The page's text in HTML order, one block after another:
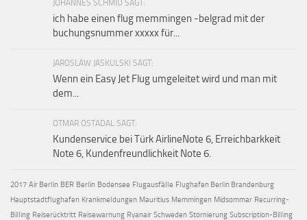
JOHANNES SCHMID SAGT:
ich habe einen flug memmingen -belgrad mit der
buchungsnummer xxxxx für...
JAROSLAW JASKULSKI SAGT:
Wenn ein Easy Jet Flug umgeleitet wird und man mit
dem...
OTMAR OSTADAL SAGT:
Kundenservice bei Türk AirlineNote 6, Erreichbarkkeit
Note 6, Kundenfreundlichkeit Note 6.
2017 Air Berlin BER Berlin Bodensee Flugausfälle Flughafen Berlin Brandenburg
Hauptstadtflughafen Krankmeldungen Mauritius Memmingen Midsommar Recurring-
Billing Reiserücktritt Reisewarnung Ryanair Schweden Stornierung Subscription-Billing